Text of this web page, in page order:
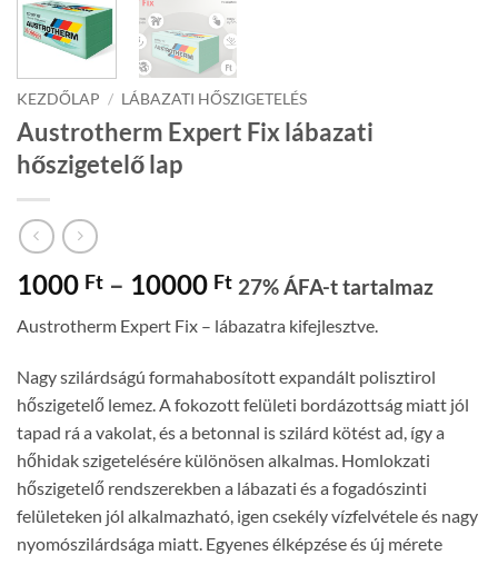
KEZDŐLAP / LÁBAZATI HŐSZIGETELÉS
Austrotherm Expert Fix lábazati
hőszigetelő lap
1000 Ft – 10000 FtÁrtartomány:
-
10000 Ft
27% ÁFA-t tartalmaz
Austrotherm Expert Fix – lábazatra kifejlesztve.
Nagy szilárdságú formahabosított expandált polisztirol
hőszigetelő lemez. A fokozott felületi bordázottság miatt jól
tapad rá a vakolat, és a betonnal is szilárd kötést ad, így a
hőhidak szigetelésére különösen alkalmas. Homlokzati
hőszigetelő rendszerekben a lábazati és a fogadószinti
felületeken jól alkalmazható, igen csekély vízfelvétele és nagy
nyomószilárdsága miatt. Egyenes élképzése és új mérete